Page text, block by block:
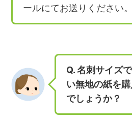
ールにてお送りください。
Q. 名刺サイズ
い無地の紙を
でしょうか？